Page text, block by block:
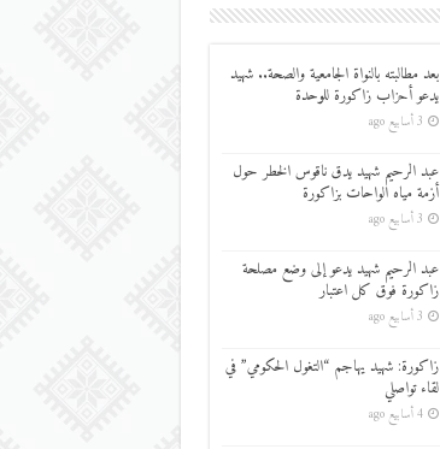
بعد مطالبته بالنواة الجامعية والصحة.. شهيد
يدعو أحزاب زاكورة للوحدة
3 أسابيع ago
عبد الرحيم شهيد يدق ناقوس الخطر حول
أزمة مياه الواحات بزاكورة
3 أسابيع ago
عبد الرحيم شهيد يدعو إلى وضع مصلحة
زاكورة فوق كل اعتبار
3 أسابيع ago
زاكورة: شهيد يهاجم “التغول الحكومي” في
لقاء تواصلي
4 أسابيع ago